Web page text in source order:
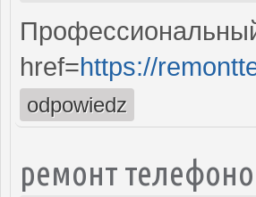
href=https://
odpowiedz
ремонт